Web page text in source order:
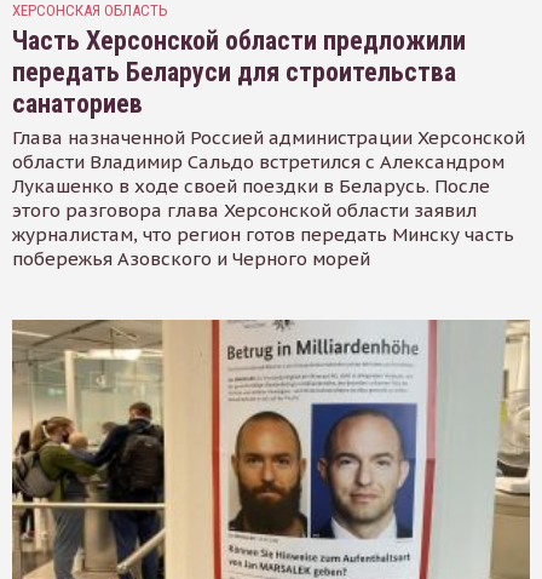
ХЕРСОНСКАЯ ОБЛАСТЬ
Часть Херсонской области предложили
передать Беларуси для строительства
санаториев
Глава назначенной Россией администрации Херсонской
области Владимир Сальдо встретился с Александром
Лукашенко в ходе своей поездки в Беларусь. После
этого разговора глава Херсонской области заявил
журналистам, что регион готов передать Минску часть
побережья Азовского и Черного морей